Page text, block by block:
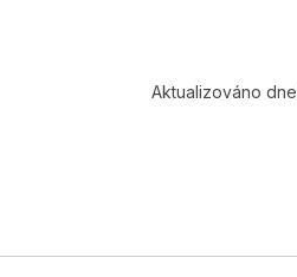
Aktualizováno dne